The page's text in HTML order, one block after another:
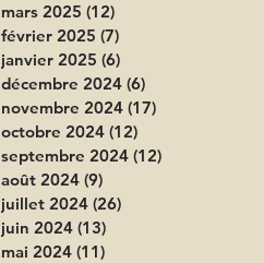
mars 2025 (12)
février 2025 (7)
janvier 2025 (6)
décembre 2024 (6)
novembre 2024 (17)
octobre 2024 (12)
septembre 2024 (12)
août 2024 (9)
juillet 2024 (26)
juin 2024 (13)
mai 2024 (11)